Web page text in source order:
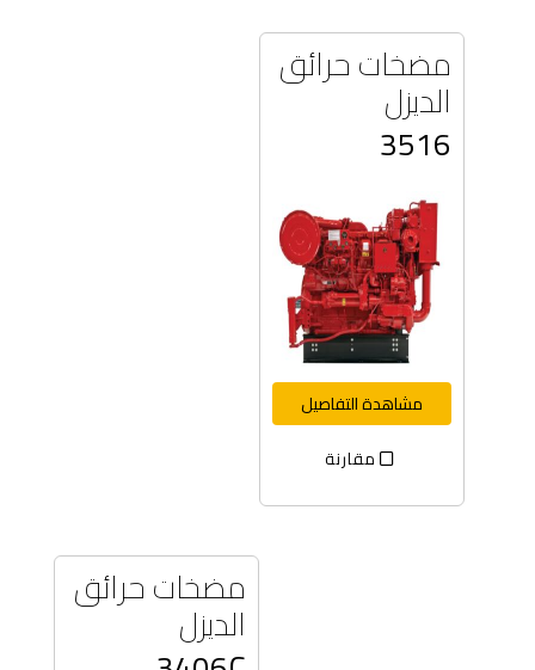
مضخات حرائق
الديزل
3516
مشاهدة التفاصيل
مقارنة
مضخات حرائق
الديزل